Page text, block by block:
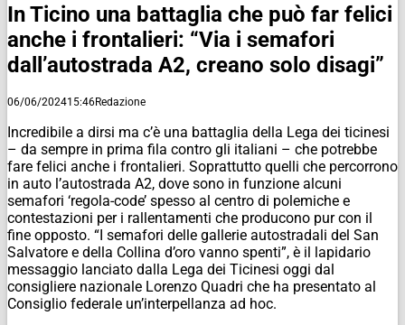
In Ticino una battaglia che può far felici
anche i frontalieri: “Via i semafori
dall’autostrada A2, creano solo disagi”
06/06/202415:46Redazione
Incredibile a dirsi ma c’è una battaglia della Lega dei ticinesi
– da sempre in prima fila contro gli italiani – che potrebbe
fare felici anche i frontalieri. Soprattutto quelli che percorrono
in auto l’autostrada A2, dove sono in funzione alcuni
semafori ‘regola-code’ spesso al centro di polemiche e
contestazioni per i rallentamenti che producono pur con il
fine opposto. “I semafori delle gallerie autostradali del San
Salvatore e della Collina d’oro vanno spenti”, è il lapidario
messaggio lanciato dalla Lega dei Ticinesi oggi dal
consigliere nazionale Lorenzo Quadri che ha presentato al
Consiglio federale un’interpellanza ad hoc.